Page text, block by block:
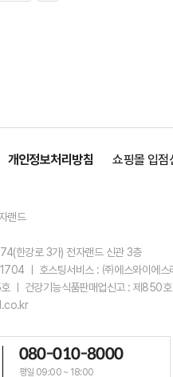
개인정보처리방침 쇼핑몰 입점
랜드
한강로 3가) 전자랜드 신관 3층
ㅣ 호스팅서비스 : ㈜에스와이에
ㅣ 건강기능식품판매업신고 : 제850
080-010-8000
평일 09:00 ~ 18:00